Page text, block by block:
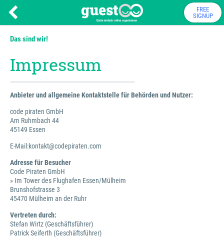
FREE
SIGNUP
Das sind wir!
Impressum
Anbieter und allgemeine Kontaktstelle für Behörden und Nutzer:
code piraten GmbH
Am Ruhmbach 44
45149 Essen
E-Mail:kontakt@codepiraten.com
Adresse für Besucher
Code Piraten GmbH
» Im Tower des Flughafen Essen/Mülheim
Brunshofstrasse 3
45470 Mülheim an der Ruhr
Vertreten durch:
Stefan Wirtz (Geschäftsführer)
Patrick Seiferth (Geschäftsführer)